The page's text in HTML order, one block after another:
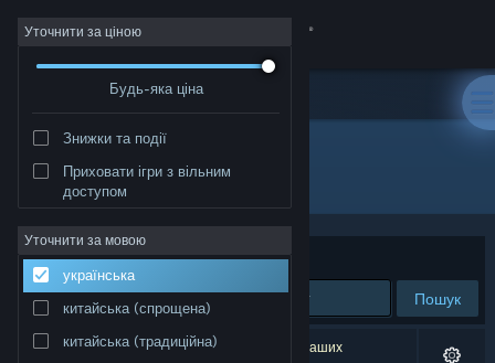
Увійти
Крамниця
Інформація
Підтримка
Змінити мову
Уточнити за ціною
Будь-яка ціна
Знижки та події
Приховати ігри з вільним
доступом
Уточнити за мовою
українська
китайська (спрощена)
китайська (традиційна)
Розробник: Tobias Hendricks
Упорядкувати за доречністю
Пошук
Результатів вашого пошуку: 0. Відповідно до ваших